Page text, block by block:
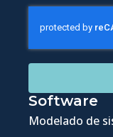
Software
Modelado de